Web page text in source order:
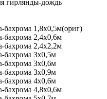
гирлянды-дождь
бахрома 1,8х0,5м(ориг)
бахрома 2,4х0,6м
бахрома 2,4х2,2м
бахрома 3х0,5м
бахрома 3х0,6м
бахрома 3х0,9м
бахрома 4х0,6м
бахрома 4,8х0,6м